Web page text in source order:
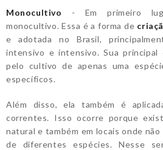
Monocultivo - Em primeiro
monocultivo. Essa é a forma de
e adotada no Brasil,
intensivo e intensivo. Sua principal
pelo cultivo de apenas uma
específicos.
Além disso, ela também é
correntes. Isso ocorre porque
natural e também em locais onde
de diferentes espécies. Nesse